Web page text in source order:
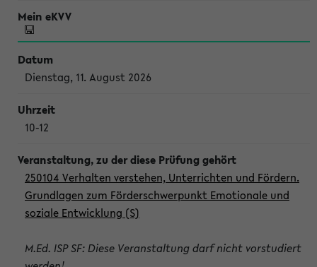
Dienstag, 11. August 2026
10-12
250104 Verhalten verstehen, Unterrichten und Fördern.
Grundlagen zum Förderschwerpunkt Emotionale und
soziale Entwicklung (S)
M.Ed. ISP SF: Diese Veranstaltung darf nicht vorstudiert